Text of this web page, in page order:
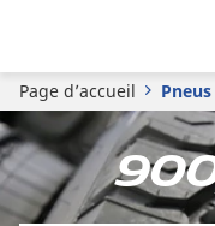
Page d’accueil Pneus